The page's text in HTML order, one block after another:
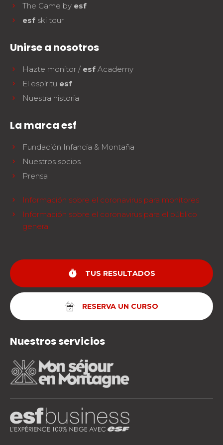
The Game by esf
esf ski tour
Unirse a nosotros
Hazte monitor / esf Academy
El espíritu esf
Nuestra historia
La marca esf
Fundación Infancia & Montaña
Nuestros socios
Prensa
Información sobre el coronavirus para monitores
Información sobre el coronavirus para el público
general
timer TUS RESULTADOS
RESERVA UN CURSO
Nuestros servicios